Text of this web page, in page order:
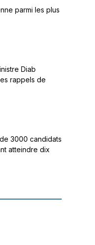
parmi les plus
Diab
rappels de
3000 candidats
atteindre dix